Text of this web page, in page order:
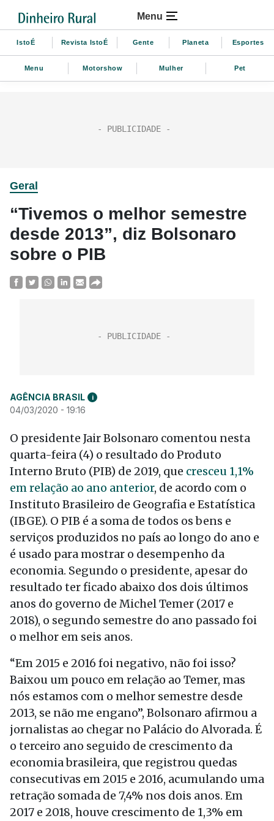
Menu
IstoÉ Revista IstoÉ Gente Planeta Esportes
Menu Motorshow Mulher Pet
Geral
“Tivemos o melhor semestre
desde 2013”, diz Bolsonaro
sobre o PIB
AGÊNCIA BRASIL i
04/03/2020 - 19:16
O presidente Jair Bolsonaro comentou nesta
quarta-feira (4) o resultado do Produto
Interno Bruto (PIB) de 2019, que cresceu 1,1%
em relação ao ano anterior, de acordo com o
Instituto Brasileiro de Geografia e Estatística
(IBGE). O PIB é a soma de todos os bens e
serviços produzidos no país ao longo do ano e
é usado para mostrar o desempenho da
economia. Segundo o presidente, apesar do
resultado ter ficado abaixo dos dois últimos
anos do governo de Michel Temer (2017 e
2018), o segundo semestre do ano passado foi
o melhor em seis anos.
“Em 2015 e 2016 foi negativo, não foi isso?
Baixou um pouco em relação ao Temer, mas
nós estamos com o melhor semestre desde
2013, se não me engano”, Bolsonaro afirmou a
jornalistas ao chegar no Palácio do Alvorada. É
o terceiro ano seguido de crescimento da
economia brasileira, que registrou quedas
consecutivas em 2015 e 2016, acumulando uma
retração somada de 7,4% nos dois anos. Em
2017 e 2018, houve crescimento de 1,3% em